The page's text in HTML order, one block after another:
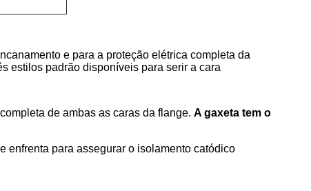
e para a proteção elétrica completa da
estilos padrão disponíveis para serir a cara
de ambas as caras da flange. A gaxeta tem o
enfrenta para assegurar o isolamento catódico